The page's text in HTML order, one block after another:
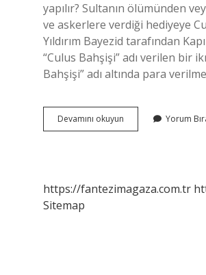
yapılır? Sultanın ölümünden
ve askerlere verdiği hediyeye
Yıldırım Bayezid tarafından
“Culus Bahşişi” adı verilen bir
Bahşişi” adı altında para
Devamını okuyun
Bahşişi
Yorum
https://fantezimagaza.com.tr
Sitemap